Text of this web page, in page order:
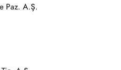
Paz. A.Ş.